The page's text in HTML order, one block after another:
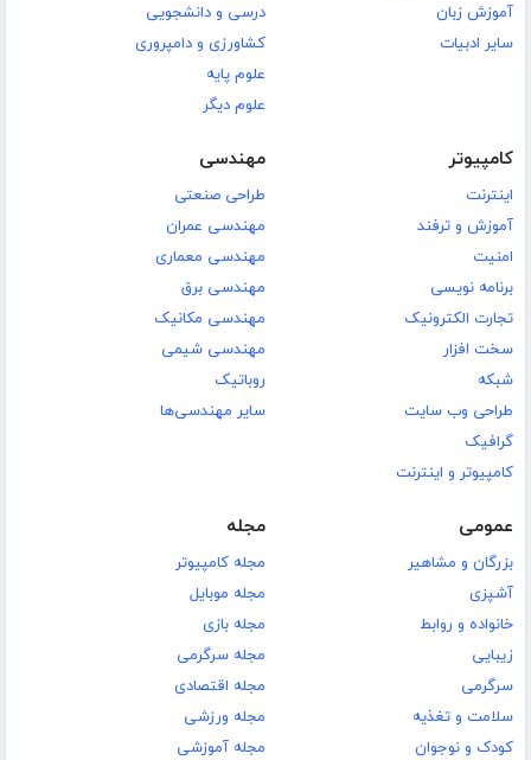
آموزش زبان
سایر ادبیات
درسی و دانشجویی
کشاورزی و دامپروری
علوم پایه
علوم دیگر
کامپیوتر
اینترنت
آموزش و ترفند
امنیت
برنامه نویسی
تجارت الکترونیک
سخت افزار
شبکه
طراحی وب سایت
گرافیک
کامپیوتر و اینترنت
مهندسی
طراحی صنعتی
مهندسی عمران
مهندسی معماری
مهندسی برق
مهندسی مکانیک
مهندسی شیمی
روباتیک
سایر مهندسی‌ها
عمومی
بزرگان و مشاهیر
آشپزی
خانواده و روابط
زیبایی
سرگرمی
سلامت و تغذیه
کودک و نوجوان
مجله
مجله کامپیوتر
مجله موبایل
مجله بازی
مجله سرگرمی
مجله اقتصادی
مجله ورزشی
مجله آموزشی